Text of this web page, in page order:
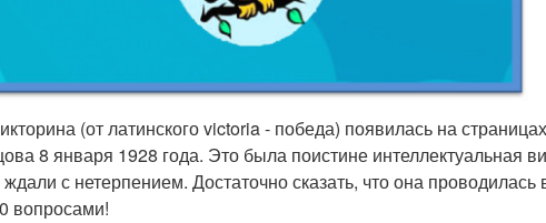
(от латинского victoria - победа) появилась на
8 января 1928 года. Это была поистине интеллектуальная
с нетерпением. Достаточно сказать, что она проводилась
вопросами!